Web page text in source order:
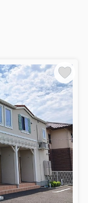
まで
ださいませ※
ることができます
もご活用くださ
となります。
します。